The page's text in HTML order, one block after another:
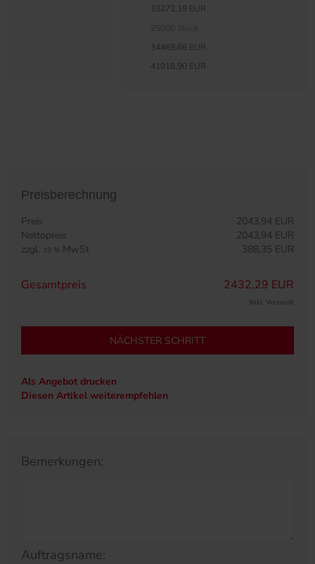
33272,19 EUR
34469,66 EUR
41018,90 EUR
Preisberechnung
Preis
2043,94 EUR
Nettopreis
2043,94 EUR
zzgl. 19 % MwSt 388,35 EUR
Gesamtpreis 2432,29 EUR
(inkl. Versand)
NÄCHSTER SCHRITT
Als Angebot drucken
Diesen Artikel weiterempfehlen
Bemerkungen:
Auftragsname: